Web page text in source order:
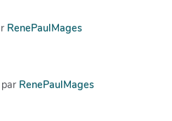
RenePaulMages
par RenePaulMages